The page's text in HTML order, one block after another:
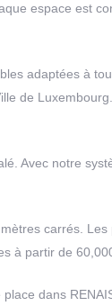
espace est
adaptées à
de
Avec notre
carrés.
à partir de
dans